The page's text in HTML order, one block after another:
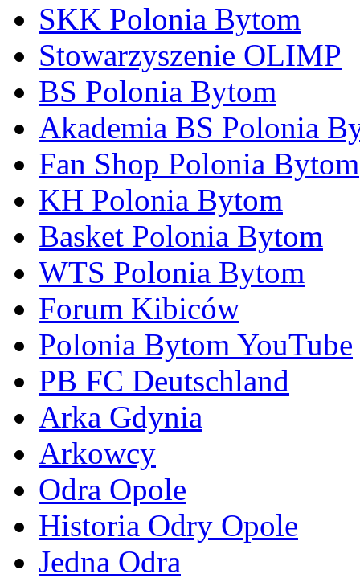
SKK Polonia Bytom
Stowarzyszenie OLIMP
BS Polonia Bytom
Akademia BS Polonia
Fan Shop Polonia Bytom
KH Polonia Bytom
Basket Polonia Bytom
WTS Polonia Bytom
Forum Kibiców
Polonia Bytom YouTube
PB FC Deutschland
Arka Gdynia
Arkowcy
Odra Opole
Historia Odry Opole
Jedna Odra